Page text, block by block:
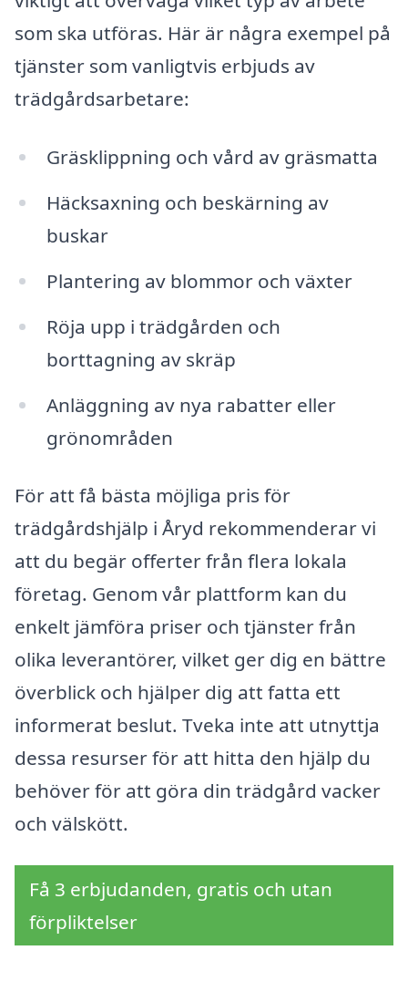
som ska utföras. Här är några exempel på
tjänster som vanligtvis erbjuds av
trädgårdsarbetare:
Gräsklippning och vård av gräsmatta
Häcksaxning och beskärning av
buskar
Plantering av blommor och växter
Röja upp i trädgården och
borttagning av skräp
Anläggning av nya rabatter eller
grönområden
För att få bästa möjliga pris för
trädgårdshjälp i Åryd rekommenderar vi
att du begär offerter från flera lokala
företag. Genom vår plattform kan du
enkelt jämföra priser och tjänster från
olika leverantörer, vilket ger dig en bättre
överblick och hjälper dig att fatta ett
informerat beslut. Tveka inte att utnyttja
dessa resurser för att hitta den hjälp du
behöver för att göra din trädgård vacker
och välskött.
Få 3 erbjudanden, gratis och utan
förpliktelser